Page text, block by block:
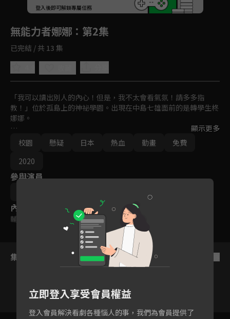
登入後即可解鎖專屬任務
無能力者娜娜 ：第2集
已完結 / 共 13 集
「我可以讀出別人的內心！但是，我不太會看氣氛！請多多指
教！」位於孤島上的神祕學園。出現在中島七雄面前的是轉學生柊
娜娜。
這裡是聚集了擁有各種能力的少年少女們的設施。操縱火焰和冰的
人。自由地飛舞於空中的人。能將空氣化為刀刃攻擊的人。
顯示更多
校園
懸疑 日本 熱血 動畫
免費
2020
參與演員
內容標籤
輔導十二歲級
集數列表
立即登入享受會員權益
登入會員解決看劇各種惱人的事，我們為會員提供了